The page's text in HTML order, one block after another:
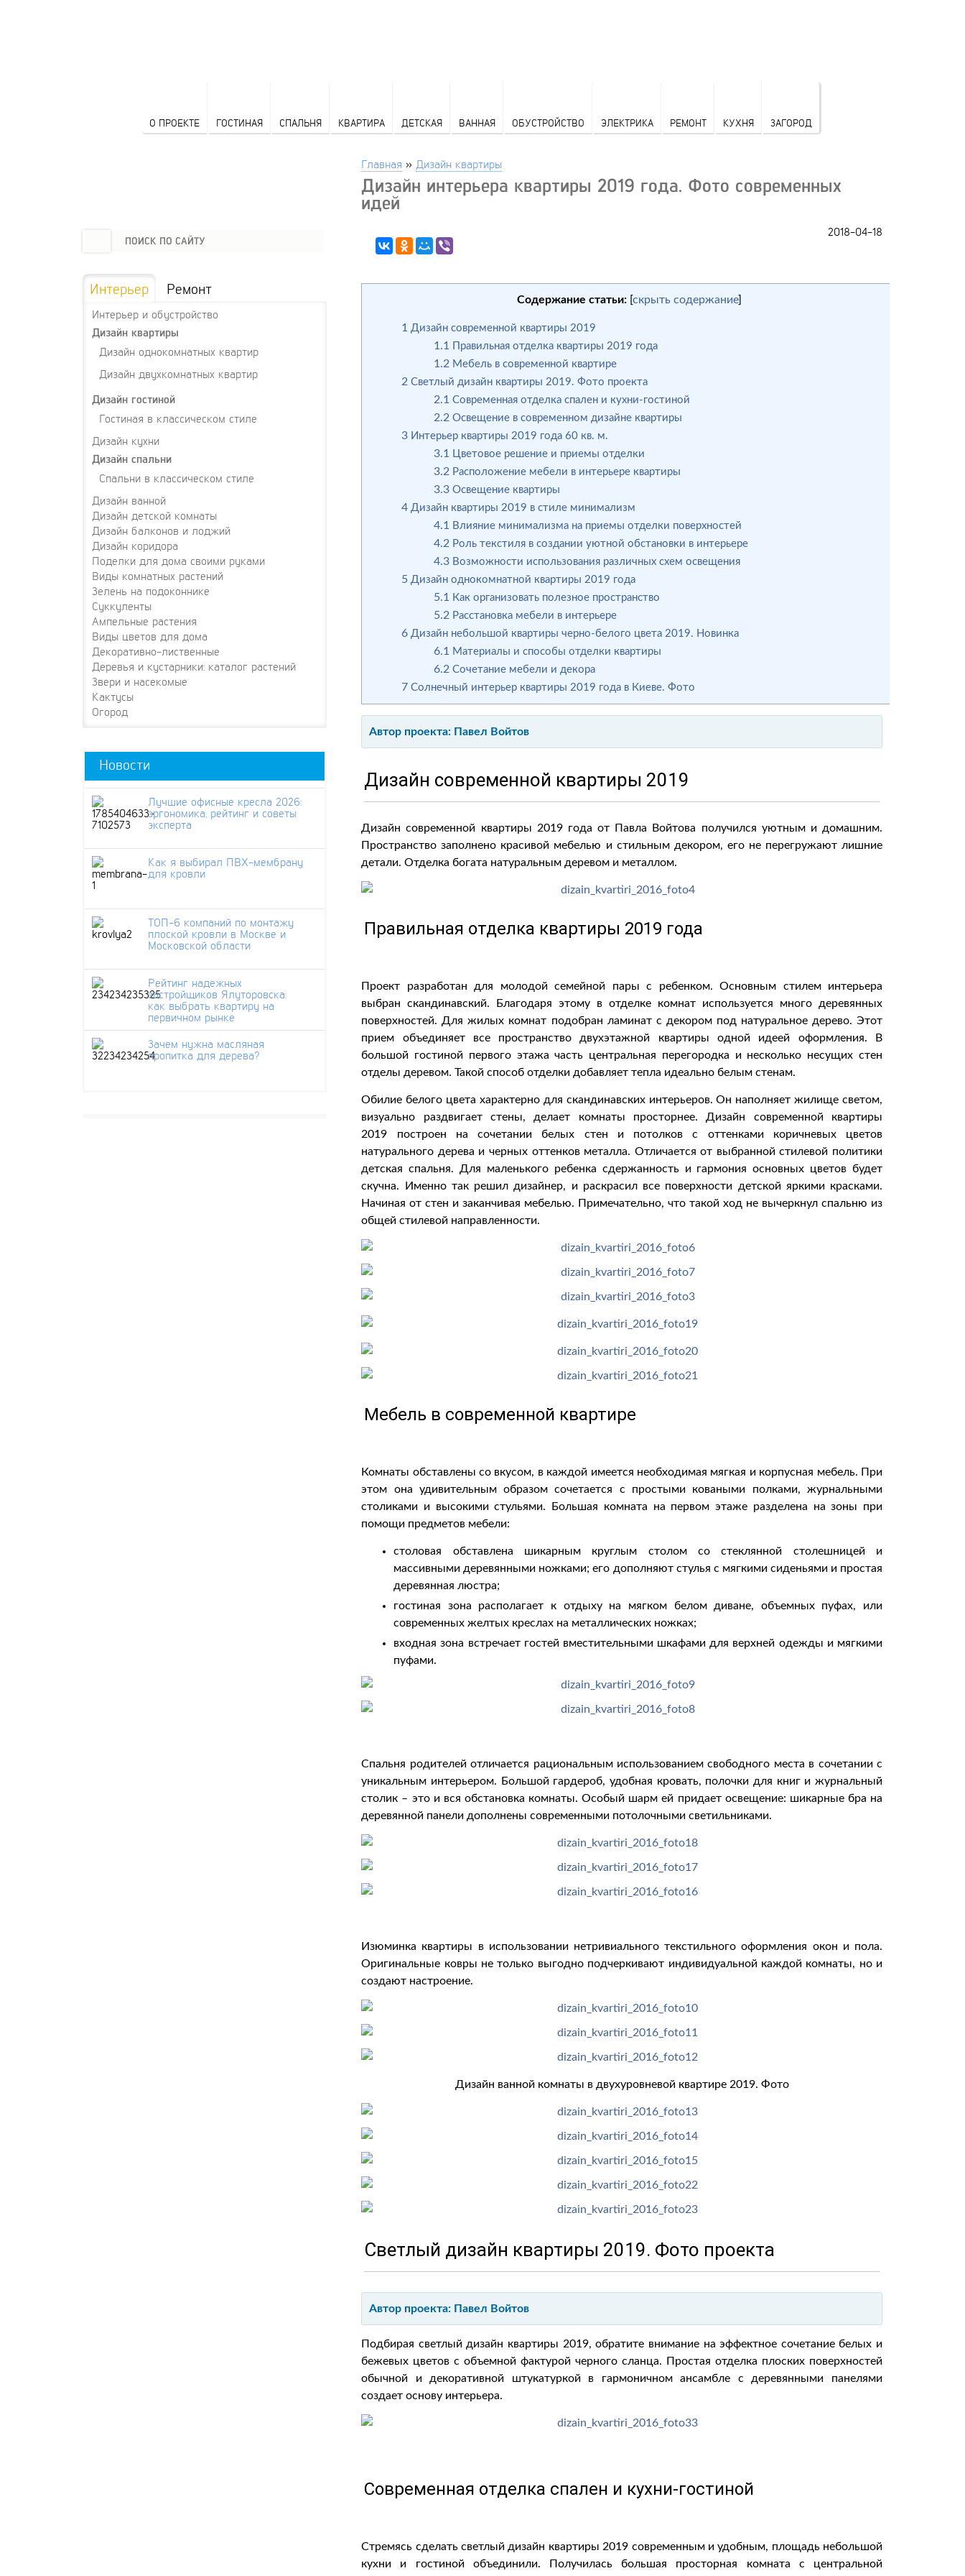
О ПРОЕКТЕ ГОСТИНАЯ СПАЛЬНЯ КВАРТИРА ДЕТСКАЯ ВАННАЯ ОБУСТРОЙСТВО ЭЛЕКТРИКА РЕМОНТ КУХНЯ ЗАГОРОД
Главная » Дизайн квартиры
Дизайн интерьера квартиры 2019 года. Фото современных
идей
2018-04-18
Содержание статьи: [скрыть содержание]
1 Дизайн современной квартиры 2019
1.1 Правильная отделка квартиры 2019 года
1.2 Мебель в современной квартире
2 Светлый дизайн квартиры 2019. Фото проекта
2.1 Современная отделка спален и кухни-гостиной
2.2 Освещение в современном дизайне квартиры
3 Интерьер квартиры 2019 года 60 кв. м.
3.1 Цветовое решение и приемы отделки
3.2 Расположение мебели в интерьере квартиры
3.3 Освещение квартиры
4 Дизайн квартиры 2019 в стиле минимализм
4.1 Влияние минимализма на приемы отделки поверхностей
4.2 Роль текстиля в создании уютной обстановки в интерьере
4.3 Возможности использования различных схем освещения
5 Дизайн однокомнатной квартиры 2019 года
5.1 Как организовать полезное пространство
5.2 Расстановка мебели в интерьере
6 Дизайн небольшой квартиры черно-белого цвета 2019. Новинка
6.1 Материалы и способы отделки квартиры
6.2 Сочетание мебели и декора
7 Солнечный интерьер квартиры 2019 года в Киеве. Фото
Автор проекта: Павел Войтов
Дизайн современной квартиры 2019
Дизайн современной квартиры 2019 года от Павла Войтова получился уютным и домашним.
Пространство заполнено красивой мебелью и стильным декором, его не перегружают лишние
детали. Отделка богата натуральным деревом и металлом.
Правильная отделка квартиры 2019 года
Проект разработан для молодой семейной пары с ребенком. Основным стилем интерьера
выбран скандинавский. Благодаря этому в отделке комнат используется много деревянных
поверхностей. Для жилых комнат подобран ламинат с декором под натуральное дерево. Этот
прием объединяет все пространство двухэтажной квартиры одной идеей оформления. В
большой гостиной первого этажа часть центральная перегородка и несколько несущих стен
отделы деревом. Такой способ отделки добавляет тепла идеально белым стенам.
Обилие белого цвета характерно для скандинавских интерьеров. Он наполняет жилище светом,
визуально раздвигает стены, делает комнаты просторнее. Дизайн современной квартиры
2019 построен на сочетании белых стен и потолков с оттенками коричневых цветов
натурального дерева и черных оттенков металла. Отличается от выбранной стилевой политики
детская спальня. Для маленького ребенка сдержанность и гармония основных цветов будет
скучна. Именно так решил дизайнер, и раскрасил все поверхности детской яркими красками.
Начиная от стен и заканчивая мебелью. Примечательно, что такой ход не вычеркнул спальню из
общей стилевой направленности.
Мебель в современной квартире
Комнаты обставлены со вкусом, в каждой имеется необходимая мягкая и корпусная мебель. При
этом она удивительным образом сочетается с простыми коваными полками, журнальными
столиками и высокими стульями. Большая комната на первом этаже разделена на зоны при
помощи предметов мебели:
столовая обставлена шикарным круглым столом со стеклянной столешницей и
массивными деревянными ножками; его дополняют стулья с мягкими сиденьями и простая
деревянная люстра;
гостиная зона располагает к отдыху на мягком белом диване, объемных пуфах, или
современных желтых креслах на металлических ножках;
входная зона встречает гостей вместительными шкафами для верхней одежды и мягкими
пуфами.
Спальня родителей отличается рациональным использованием свободного места в сочетании с
уникальным интерьером. Большой гардероб, удобная кровать, полочки для книг и журнальный
столик – это и вся обстановка комнаты. Особый шарм ей придает освещение: шикарные бра на
деревянной панели дополнены современными потолочными светильниками.
Изюминка квартиры в использовании нетривиального текстильного оформления окон и пола.
Оригинальные ковры не только выгодно подчеркивают индивидуальной каждой комнаты, но и
создают настроение.
Дизайн ванной комнаты в двухуровневой квартире 2019. Фото
Светлый дизайн квартиры 2019. Фото проекта
Автор проекта: Павел Войтов
Подбирая светлый дизайн квартиры 2019, обратите внимание на эффектное сочетание белых и
бежевых цветов с объемной фактурой черного сланца. Простая отделка плоских поверхностей
обычной и декоративной штукатуркой в гармоничном ансамбле с деревянными панелями
создает основу интерьера.
Современная отделка спален и кухни-гостиной
Стремясь сделать светлый дизайн квартиры 2019 современным и удобным, площадь небольшой
кухни и гостиной объединили. Получилась большая просторная комната с центральной
Интерьер Ремонт
Интерьер и обустройство
Дизайн квартиры
Дизайн однокомнатных квартир
Дизайн двухкомнатных квартир
Дизайн гостиной
Гостиная в классическом стиле
Дизайн кухни
Дизайн спальни
Спальни в классическом стиле
Дизайн ванной
Дизайн детской комнаты
Дизайн балконов и лоджий
Дизайн коридора
Поделки для дома своими руками
Виды комнатных растений
Зелень на подоконнике
Суккуленты
Ампельные растения
Виды цветов для дома
Декоративно-лиственные
Деревья и кустарники: каталог растений
Звери и насекомые
Кактусы
Огород
Новости
Лучшие офисные кресла 2026:
эргономика, рейтинг и советы
эксперта
Как я выбирал ПВХ-мембрану
для кровли
ТОП-6 компаний по монтажу
плоской кровли в Москве и
Московской области
Рейтинг надежных
застройщиков Ялуторовска:
как выбрать квартиру на
первичном рынке
Зачем нужна масляная
пропитка для дерева?